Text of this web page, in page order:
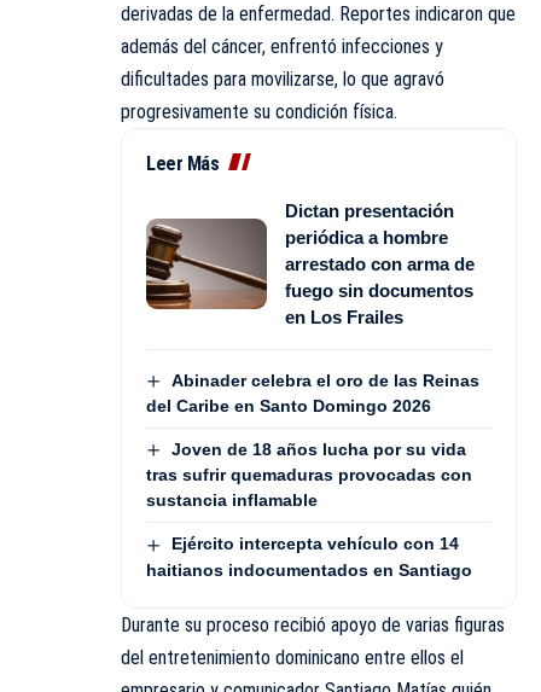
derivadas de la enfermedad. Reportes indicaron que
además del cáncer, enfrentó infecciones y
dificultades para movilizarse, lo que agravó
progresivamente su condición física.
Leer Más
Dictan presentación
periódica a hombre
arrestado con arma de
fuego sin documentos
en Los Frailes
Abinader celebra el oro de las Reinas
del Caribe en Santo Domingo 2026
Joven de 18 años lucha por su vida
tras sufrir quemaduras provocadas con
sustancia inflamable
Ejército intercepta vehículo con 14
haitianos indocumentados en Santiago
Durante su proceso recibió apoyo de varias figuras
del entretenimiento dominicano entre ellos el